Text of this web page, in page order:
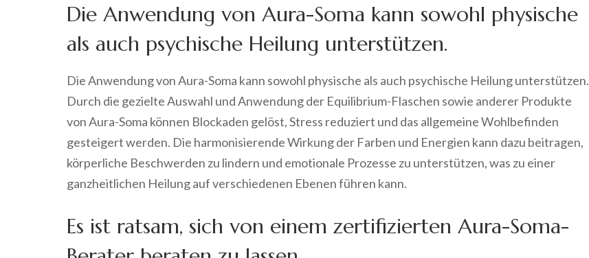
Die Anwendung von Aura-Soma kann sowohl physische
als auch psychische Heilung unterstützen.
Die Anwendung von Aura-Soma kann sowohl physische als auch psychische Heilung unterstützen.
Durch die gezielte Auswahl und Anwendung der Equilibrium-Flaschen sowie anderer Produkte
von Aura-Soma können Blockaden gelöst, Stress reduziert und das allgemeine Wohlbefinden
gesteigert werden. Die harmonisierende Wirkung der Farben und Energien kann dazu beitragen,
körperliche Beschwerden zu lindern und emotionale Prozesse zu unterstützen, was zu einer
ganzheitlichen Heilung auf verschiedenen Ebenen führen kann.
Es ist ratsam, sich von einem zertifizierten Aura-Soma-